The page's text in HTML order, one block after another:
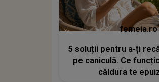
femeia.ro
5 soluții pentru a-ți
pe caniculă. Ce
căldura te